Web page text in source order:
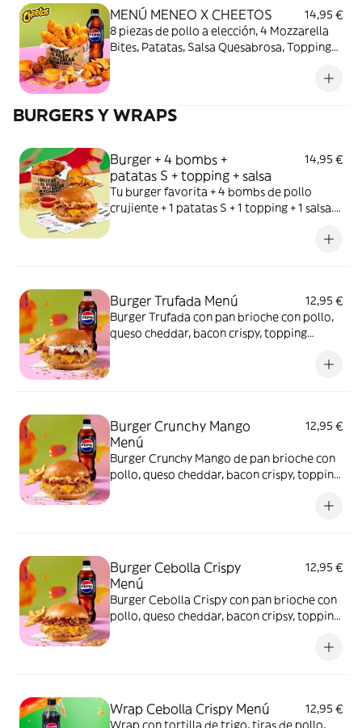
MENÚ MENEO X CHEETOS
14,95 €
8 piezas de pollo a elección, 4 Mozzarella
Bites, Patatas, Salsa Quesabrosa, Topping
BURGERS Y WRAPS
Burger + 4 bombs +
patatas S + topping + salsa
14,95 €
Tu burger favorita + 4 bombs de pollo
crujiente + 1 patatas S + 1 topping + 1 salsa.
Burger Trufada Menú
12,95 €
Burger Trufada con pan brioche con pollo,
queso cheddar, bacon crispy, topping
Burger Crunchy Mango
Menú
12,95 €
Burger Crunchy Mango de pan brioche con
pollo, queso cheddar, bacon crispy, topping
Burger Cebolla Crispy
Menú
12,95 €
Burger Cebolla Crispy con pan brioche con
pollo, queso cheddar, bacon cripsy, topping
Wrap Cebolla Crispy Menú
12,95 €
Wrap con tortilla de trigo, tiras de pollo,